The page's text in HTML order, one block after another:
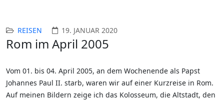
REISEN 19. JANUAR 2020
Rom im April 2005
Vom 01. bis 04. April 2005, an dem Wochenende als Papst
Johannes Paul II. starb, waren wir auf einer Kurzreise in Rom.
Auf meinen Bildern zeige ich das Kolosseum, die Altstadt, den